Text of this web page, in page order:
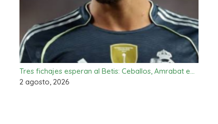
Tres fichajes esperan al Betis: Ceballos, Amrabat e…
2 agosto, 2026